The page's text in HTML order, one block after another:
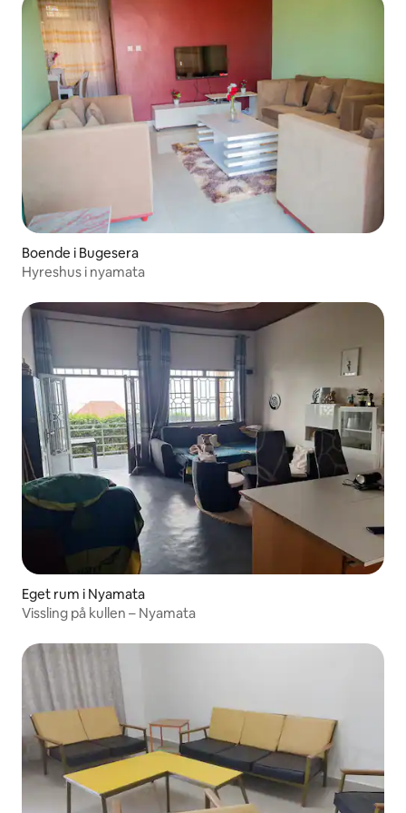
Boende i Bugesera
Hyreshus i nyamata
Eget rum i Nyamata
Vissling på kullen – Nyamata